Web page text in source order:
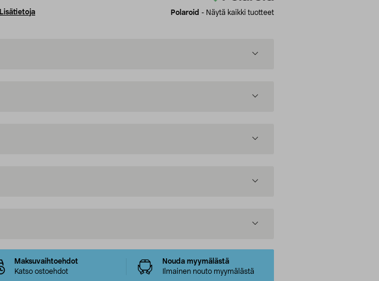
Lisätietoja Polaroid - Näytä kaikki tuotteet
Maksuvaihtoehdot
Katso ostoehdot
Nouda myymälästä
Ilmainen nouto myymälästä